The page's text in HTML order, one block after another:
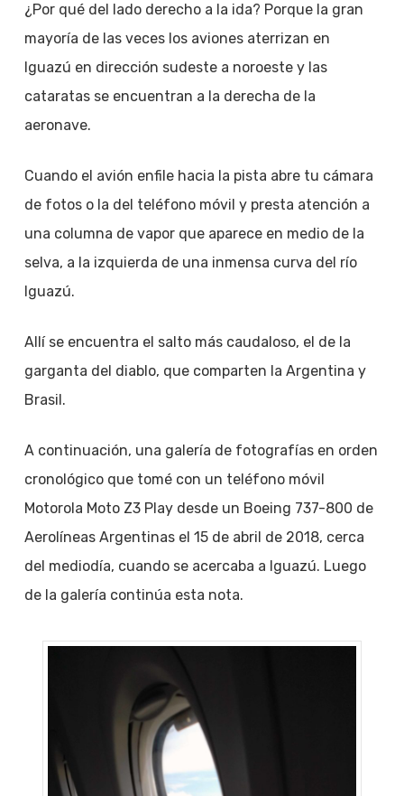
¿Por qué del lado derecho a la ida? Porque la gran
mayoría de las veces los aviones aterrizan en
Iguazú en dirección sudeste a noroeste y las
cataratas se encuentran a la derecha de la
aeronave.
Cuando el avión enfile hacia la pista abre tu cámara
de fotos o la del teléfono móvil y presta atención a
una columna de vapor que aparece en medio de la
selva, a la izquierda de una inmensa curva del río
Iguazú.
Allí se encuentra el salto más caudaloso, el de la
garganta del diablo, que comparten la Argentina y
Brasil.
A continuación, una galería de fotografías en orden
cronológico que tomé con un teléfono móvil
Motorola Moto Z3 Play desde un Boeing 737-800 de
Aerolíneas Argentinas el 15 de abril de 2018, cerca
del mediodía, cuando se acercaba a Iguazú. Luego
de la galería continúa esta nota.